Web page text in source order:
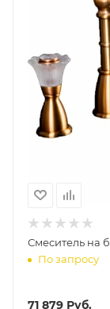
Смеситель на
По запросу
71 879 Руб.